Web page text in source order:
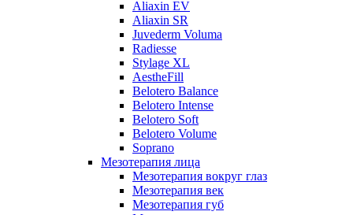
Aliaxin EV
Aliaxin SR
Juvederm Voluma
Radiesse
Stylage XL
AestheFill
Belotero Balance
Belotero Intense
Belotero Soft
Belotero Volume
Soprano
Мезотерапия лица
Мезотерапия вокруг глаз
Мезотерапия век
Мезотерапия губ